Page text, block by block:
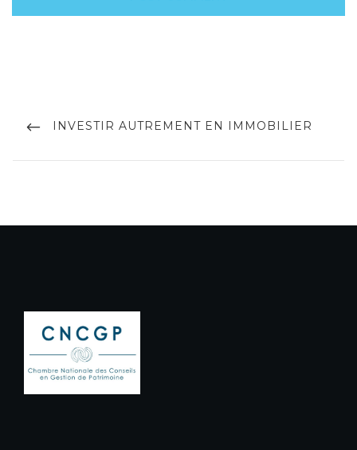
navigation
PREVIOUS
INVESTIR AUTREMENT EN IMMOBILIER